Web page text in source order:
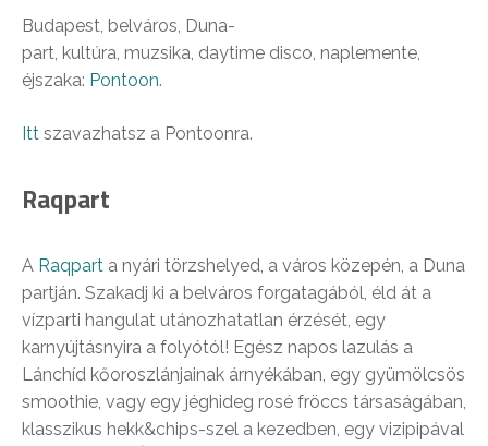
Budapest, belváros, Duna-
part, kultúra, muzsika, daytime disco, naplemente,
éjszaka: Pontoon.
Itt szavazhatsz a Pontoonra.
Raqpart
A Raqpart a nyári törzshelyed, a város közepén, a Duna
partján. Szakadj ki a belváros forgatagából, éld át a
vízparti hangulat utánozhatatlan érzését, egy
karnyújtásnyira a folyótól! Egész napos lazulás a
Lánchíd kőoroszlánjainak árnyékában, egy gyümölcsös
smoothie, vagy egy jéghideg rosé fröccs társaságában,
klasszikus hekk&chips-szel a kezedben, egy vizipipával